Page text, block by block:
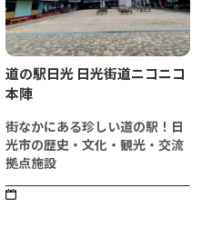
道の駅日光 日光街道ニコニコ
本陣
街なかにある珍しい道の駅！日
光市の歴史・文化・観光・交流
拠点施設